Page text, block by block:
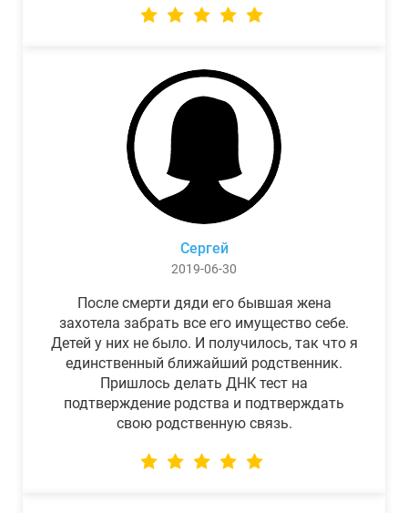
Сергей
2019-06-30
После смерти дяди его бывшая жена
захотела забрать все его имущество себе.
Детей у них не было. И получилось, так что я
единственный ближайший родственник.
Пришлось делать ДНК тест на
подтверждение родства и подтверждать
свою родственную связь.